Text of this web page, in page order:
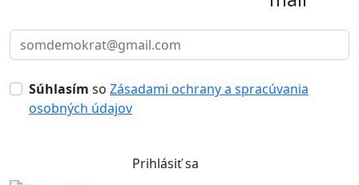
Súhlasím so Zásadami ochrany a spracúvania
osobných údajov
Prihlásiť sa